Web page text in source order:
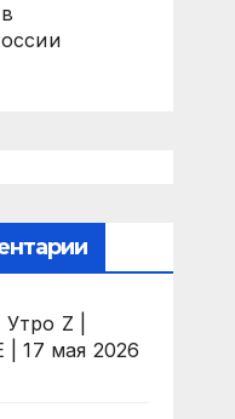
Утро Z |
17 мая 2026